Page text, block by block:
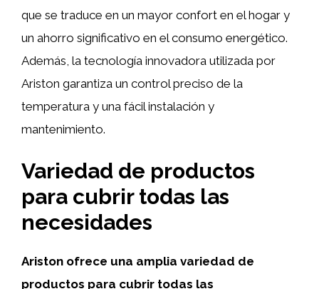
que se traduce en un mayor confort en el hogar y
un ahorro significativo en el consumo energético.
Además, la tecnología innovadora utilizada por
Ariston garantiza un control preciso de la
temperatura y una fácil instalación y
mantenimiento.
Variedad de productos
para cubrir todas las
necesidades
Ariston ofrece una amplia variedad de
productos para cubrir todas las